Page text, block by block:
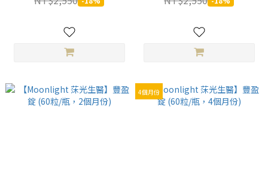
4個月份